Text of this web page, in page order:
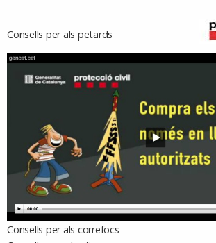
Consells per als petards
Consells per als correfocs